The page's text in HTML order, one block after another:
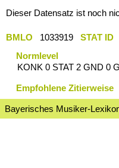
Dieser Datensatz ist noch
BMLO 1033919 STAT ID
Normlevel
KONK 0 STAT 2 GND 0
Empfohlene Zitierweise
Bayerisches Musiker-